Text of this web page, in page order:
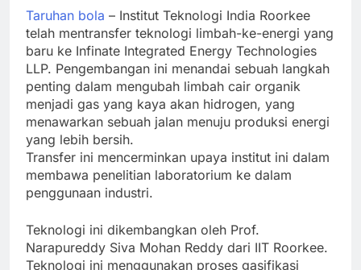
Taruhan bola – Institut Teknologi India Roorkee
telah mentransfer teknologi limbah-ke-energi yang
baru ke Infinate Integrated Energy Technologies
LLP. Pengembangan ini menandai sebuah langkah
penting dalam mengubah limbah cair organik
menjadi gas yang kaya akan hidrogen, yang
menawarkan sebuah jalan menuju produksi energi
yang lebih bersih.
Transfer ini mencerminkan upaya institut ini dalam
membawa penelitian laboratorium ke dalam
penggunaan industri.
Teknologi ini dikembangkan oleh Prof.
Narapureddy Siva Mohan Reddy dari IIT Roorkee.
Teknologi ini menggunakan proses gasifikasi